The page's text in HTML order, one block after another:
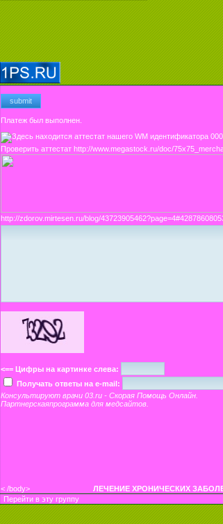
Платеж был выполнен.
Проверить аттестат http://www.megastock.ru/doc/
http://zdorov.mirtesen.ru/blog/
<== Цифры на картинке слева:
Получать ответы на e-mail:
Консультируют врачи 03.ru - Скорая Помощь Онлайн
Партнерскаяпрограмма для медсайтов.
< /body>
ЛЕЧЕНИЕ ХРОНИЧЕСКИХ
Перейти в эту группу